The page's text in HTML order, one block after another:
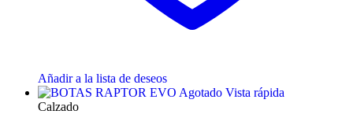
Añadir a la lista de deseos
Agotado Vista rápida
Calzado